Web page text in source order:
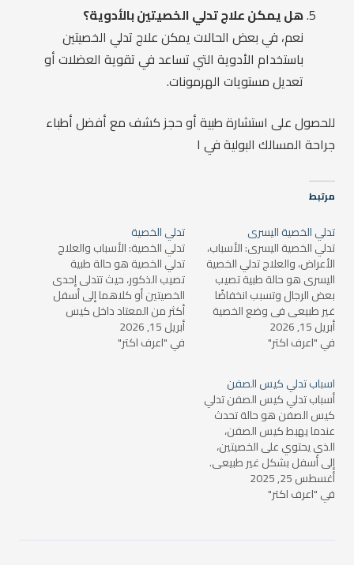
هل يمكن علاج تدلي الخصيتين بالأدوية؟
نعم، في بعض الحالات يمكن علاج تدلي الخصيتين
باستخدام الأدوية التي تساعد في تقوية العضلات أو
تعديل مستويات الهرمونات.
للحصول على استشارة طبية أو حجز كشف مع أفضل أطباء
جراحة المسالك البولية في ا
مرتبط
تدلي الخصية اليسرى
تدلي الخصية اليسرى: الأسباب،
الأعراض، والعلاج تدلي الخصية
اليسرى هو حالة طبية تصيب
بعض الرجال وتسبب انخفاضًا
غير طبيعي في وضع الخصية
اليسرى مقارنةً بالخصية اليمنى.
يمكن أن يكون التدلي مشكلة
أخرى أكثر خطورة تستدعي
التدخل الطبي. سنتناول في
هذا…
أبريل 15, 2026
في "اعرف اكتر"
تدلي الخصية
تدلي الخصية: الأسباب والعلاج
تدلي الخصية هو حالة طبية
تصيب الذكور، حيث تتدلى إحدى
الخصيتين أو كلاهما إلى أسفل
أكثر من المعتاد داخل كيس
الصفن. قد يسبب هذا الأمر
قلقًا للآباء أو للرجال الذين
أبريل 15, 2026
في "اعرف اكتر"
اسباب تدلي كيس الصفن
أسباب تدلي كيس الصفن تدلي
كيس الصفن هو حالة تحدث
عندما يهبط كيس الصفن،
الذي يحتوي على الخصيتين،
إلى أسفل بشكل غير طبيعي.
قد يكون هذا التدلي مزعجًا
للمريض وقد يثير القلق، لكن
أغسطس 25, 2025
في "اعرف اكتر"